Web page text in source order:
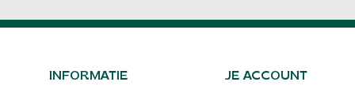
INFORMATIE JE ACCOUNT